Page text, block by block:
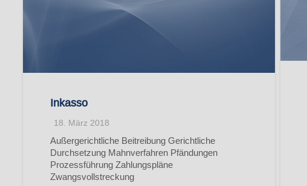
Inkasso
18. März 2018
Außergerichtliche Beitreibung Gerichtliche
Durchsetzung Mahnverfahren Pfändungen
Prozessführung Zahlungspläne
Zwangsvollstreckung